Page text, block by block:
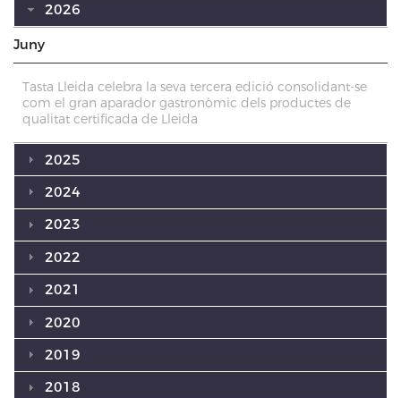
2026
Juny
Tasta Lleida celebra la seva tercera edició consolidant-se
com el gran aparador gastronòmic dels productes de
qualitat certificada de Lleida
2025
2024
2023
2022
2021
2020
2019
2018